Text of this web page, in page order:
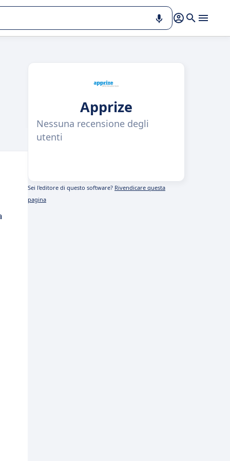
Apprize
Nessuna recensione degli
utenti
Sei l'editore di questo software? Rivendicare questa
pagina